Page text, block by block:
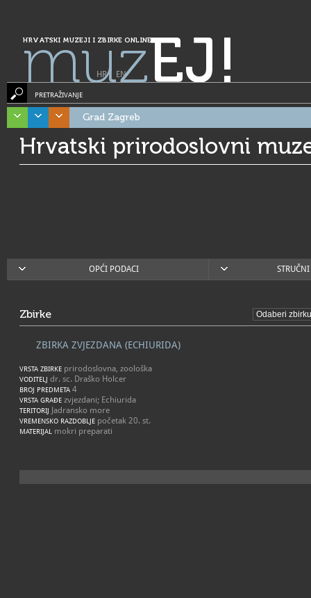
HRVATSKI MUZEJI I ZBIRKE ONLINE
muzEJ!
HR| EN
PRETRAŽIVANJE
Grad Zagreb
Hrvatski prirodoslovni
OPĆI PODACI
Zbirke
ZBIRKA ZVJEZDANA (ECHIURIDA)
VRSTA ZBIRKE prirodoslovna, zoološka
VODITELJ dr. sc. Draško Holcer
BROJ PREDMETA 4
VRSTA GRAĐE zvjezdani; Echiurida
TERITORIJ Jadransko more
VREMENSKO RAZDOBLJE početak 20. st.
MATERIJAL mokri preparati